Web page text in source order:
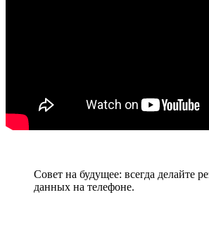
Совет на будущее: всегда делайте
данных на телефоне.